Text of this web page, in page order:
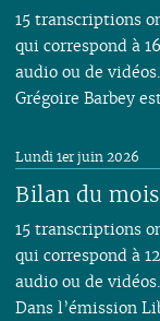
15 transcriptions
qui correspond à
audio ou de vidéos.
Grégoire Barbey
Bilan du
Lundi 1er juin 2026
15 transcriptions
qui correspond à
audio ou de vidéos.
Dans l’émission